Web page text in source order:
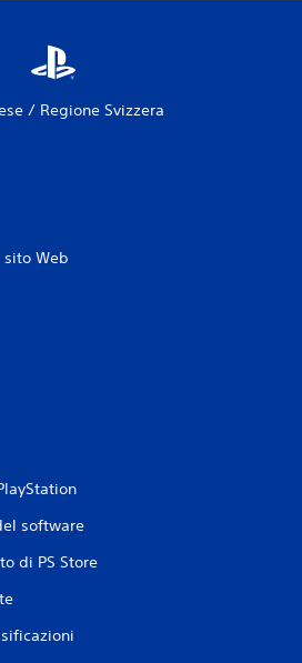
/ Regione Svizzera
Web
software
di PS Store